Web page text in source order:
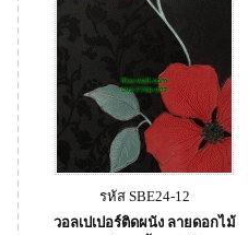
รหัส SBE24-12
วอลเปเปอร์ติดผนัง ลายดอกไม้